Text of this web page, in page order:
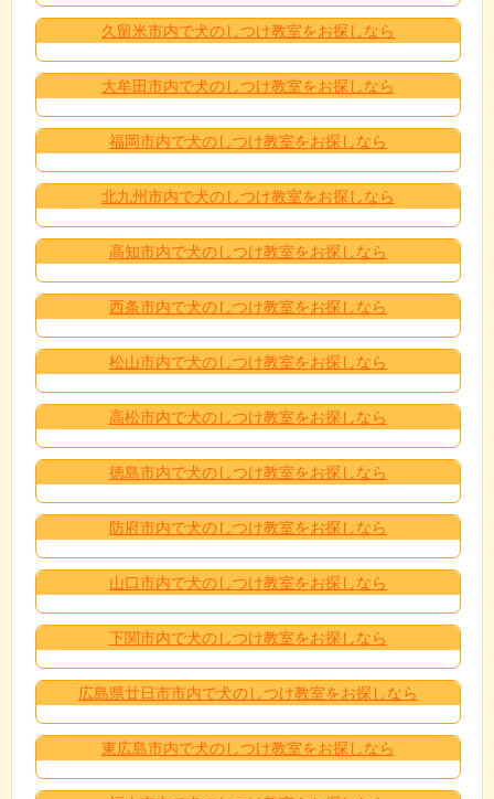
久留米市内で犬のしつけ教室をお探しなら
大牟田市内で犬のしつけ教室をお探しなら
福岡市内で犬のしつけ教室をお探しなら
北九州市内で犬のしつけ教室をお探しなら
高知市内で犬のしつけ教室をお探しなら
西条市内で犬のしつけ教室をお探しなら
松山市内で犬のしつけ教室をお探しなら
高松市内で犬のしつけ教室をお探しなら
徳島市内で犬のしつけ教室をお探しなら
防府市内で犬のしつけ教室をお探しなら
山口市内で犬のしつけ教室をお探しなら
下関市内で犬のしつけ教室をお探しなら
広島県廿日市市内で犬のしつけ教室をお探しなら
東広島市内で犬のしつけ教室をお探しなら